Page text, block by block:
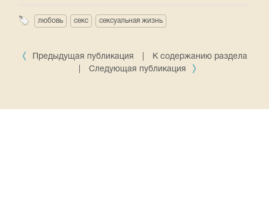
любовь секс сексуальная жизнь
Предыдущая публикация
К содержанию раздела
Следующая публикация